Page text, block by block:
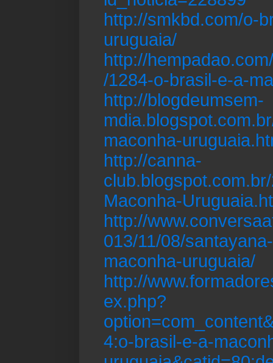
http://smkbd.com/o-
uruguaia/
http://
/1284-o-brasil-e-a-
http://blogdeumsem-
maconha-
http://canna-
Maconha-
http://
013/11/08/
maconha-uruguaia/
http://
ex.php?
4:o-brasil-e-a-